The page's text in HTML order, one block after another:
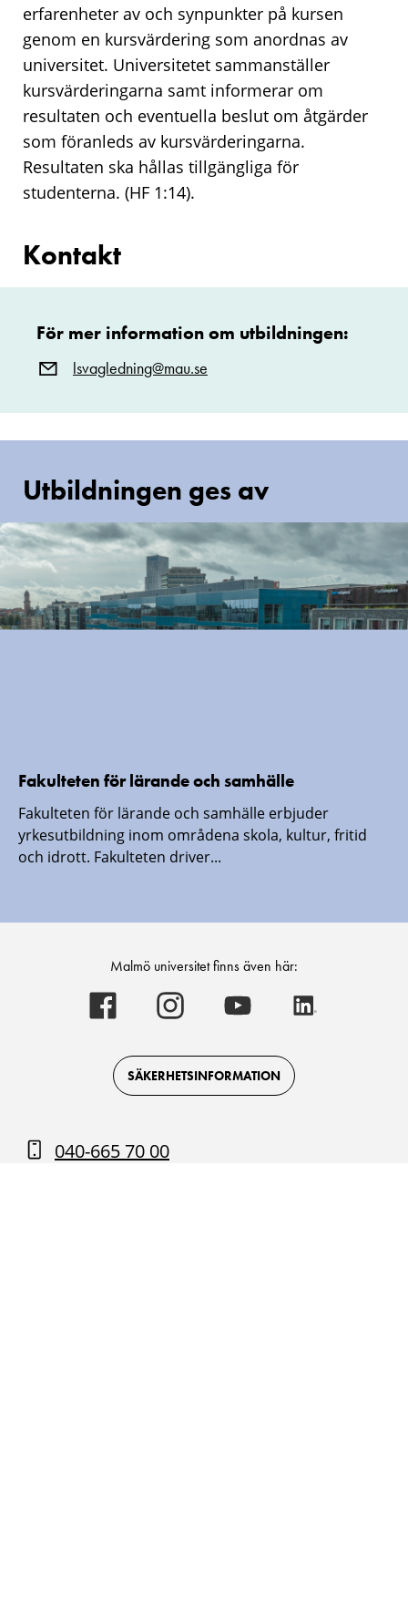
erfarenheter av och synpunkter på kursen
genom en kursvärdering som anordnas av
universitet. Universitetet sammanställer
kursvärderingarna samt informerar om
resultaten och eventuella beslut om åtgärder
som föranleds av kursvärderingarna.
Resultaten ska hållas tillgängliga för
studenterna. (HF 1:14).
Kontakt
För mer information om utbildningen:
lsvagledning@mau.se
Utbildningen ges av
Fakulteten för lärande och samhälle
Fakulteten för lärande och samhälle erbjuder
yrkesutbildning inom områdena skola, kultur, fritid
och idrott. Fakulteten driver...
Malmö universitet finns även här:
Malmö
universitet
on
Facebook
Malmö
universitet
on
Instagram
Malmö
universitet
on
Youtube
SÄKERHETSINFORMATION
040-665 70 00